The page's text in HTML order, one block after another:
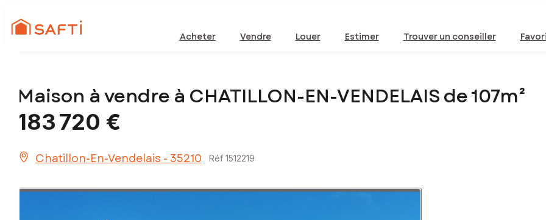
Acheter Vendre Louer Estimer Trouver un conseiller
Maison à vendre à CHATILLON-EN-VENDELAIS de 107m²
183 720 €
Chatillon-En-Vendelais - 35210 Réf 1512219